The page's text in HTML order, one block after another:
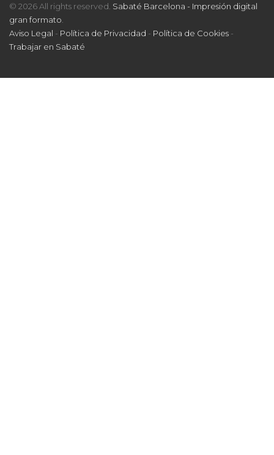
© 2026 All rights reserved. Sabaté Barcelona - Impresión digital
gran formato
Aviso Legal - Política de Privacidad - Política de Cookies -
Trabajar en Sabaté